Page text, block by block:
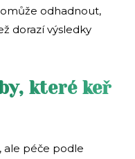
odhadnout,
dorazí výsledky
které keř
ale péče podle